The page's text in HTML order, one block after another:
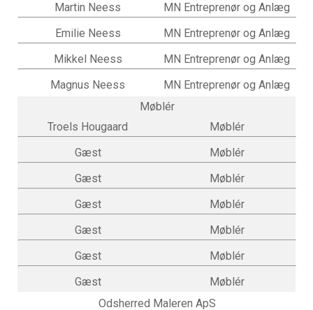
Martin Neess
MN Entreprenør og Anlæg
Emilie Neess
MN Entreprenør og Anlæg
Mikkel Neess
MN Entreprenør og Anlæg
Magnus Neess
MN Entreprenør og Anlæg
Møblér
Troels Hougaard
Møblér
Gæst
Møblér
Gæst
Møblér
Gæst
Møblér
Gæst
Møblér
Gæst
Møblér
Gæst
Møblér
Odsherred Maleren ApS